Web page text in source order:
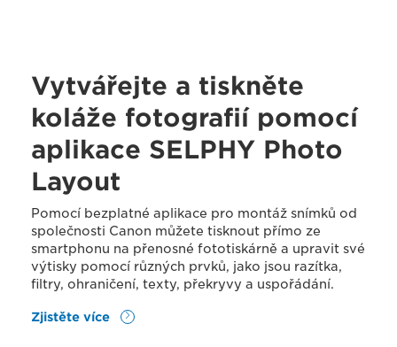
Vytvářejte a tiskněte
koláže fotografií pomocí
aplikace SELPHY Photo
Layout
Pomocí bezplatné aplikace pro montáž snímků od
společnosti Canon můžete tisknout přímo ze
smartphonu na přenosné fototiskárně a upravit své
výtisky pomocí různých prvků, jako jsou razítka,
filtry, ohraničení, texty, překryvy a uspořádání.
Zjistěte více